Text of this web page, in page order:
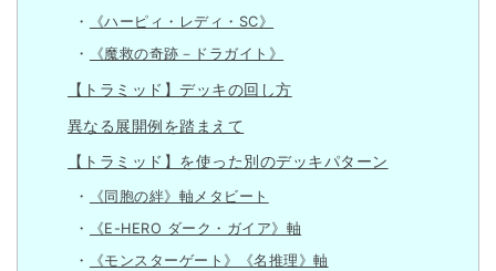
《ハーピィ・レディ・SC》
《魔救の奇跡－ドラガイト》
【トラミッド】デッキの回し方
異なる展開例を踏まえて
【トラミッド】を使った別のデッキパターン
《同胞の絆》軸メタビート
《E-HERO ダーク・ガイア》軸
《モンスターゲート》《名推理》軸